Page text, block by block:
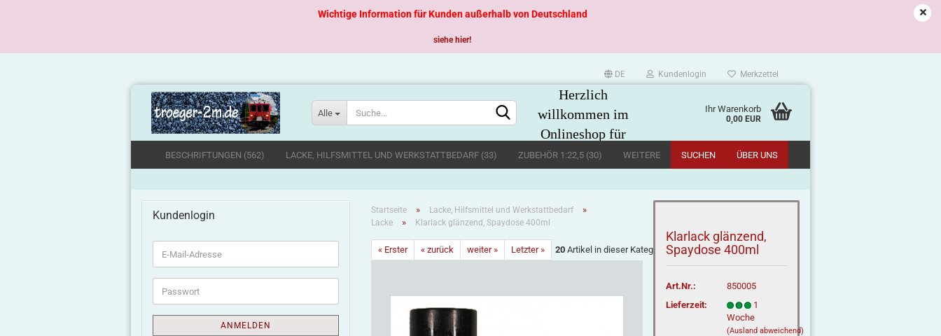
DE
Sprache auswählen
Kundenlogin Merkzettel
Alle
Herzlich
willkommen im
Onlineshop für
große
Spurweiten
Ihr Warenkorb
0,00 EUR
Wichtige Information für Kunden außerhalb von Deutschland
siehe hier!
BESCHRIFTUNGEN (562) LACKE, HILFSMITTEL UND WERKSTATTBEDARF (33) ZUBEHÖR 1:22,5 (30) SUCHEN ÜBER UNS
WEITERE
Startseite » Lacke, Hilfsmittel und Werkstattbedarf »
Lacke » Klarlack glänzend, Spaydose 400ml
« Erster « zurück weiter » Letzter » 20 Artikel in dieser Kategorie
Klarlack glänzend,
Spaydose 400ml
Art.Nr.:
850005
Lieferzeit:
1
Woche
(Ausland abweichend)
Kundenlogin
ANMELDEN